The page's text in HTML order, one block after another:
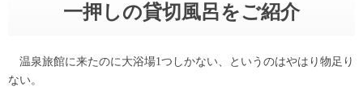
一押しの貸切風呂をご紹介
温泉旅館に来たのに大浴場1つしかない、というのはやはり物足り
ない。